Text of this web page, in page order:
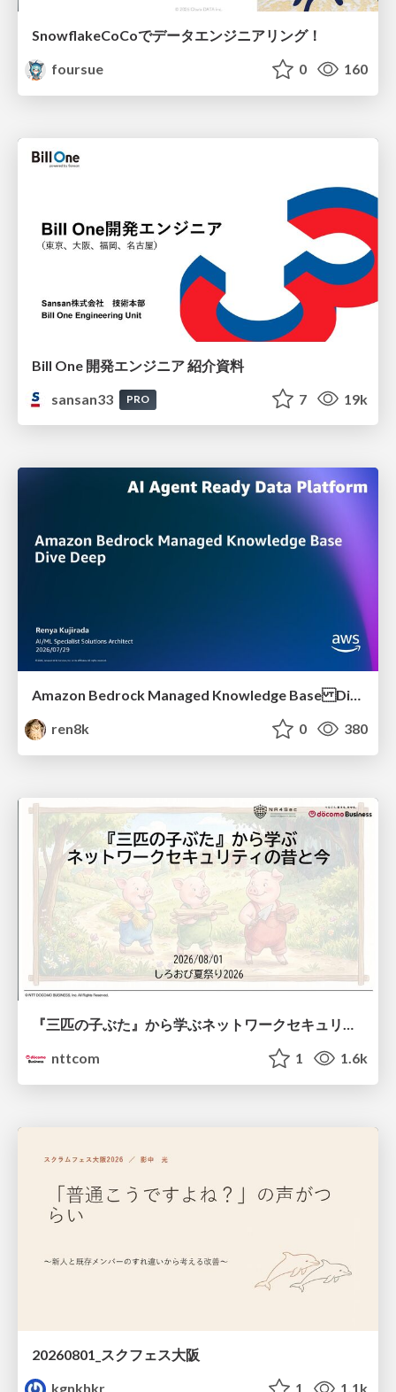
SnowflakeCoCoでデータエンジニアリング！
foursue
0 160
Bill One 開発エンジニア 紹介資料
sansan33
PRO 7 19k
Amazon Bedrock Managed Knowledge Base Dive Deep
ren8k
0 380
『三匹の子ぶた』から学ぶネットワークセキュリティの昔と今 / Network Security: Then and Now Through the Lens of The Three Little Pigs
nttcom
1 1.6k
20260801_スクフェス大阪
kgnkhkr
1 1.1k